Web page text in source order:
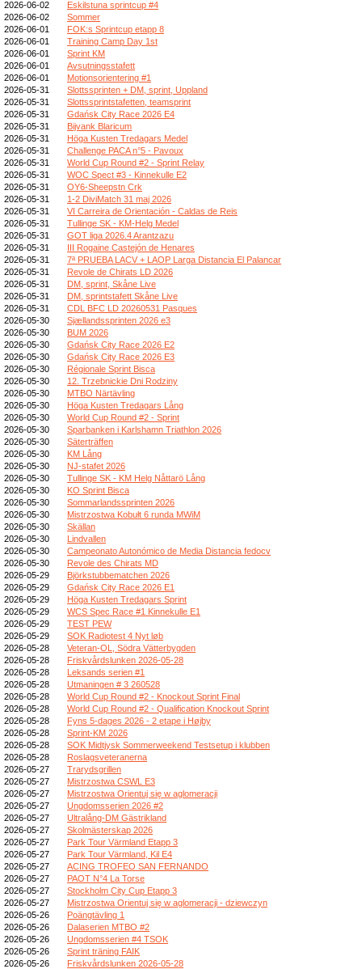
2026-06-02
Eskilstuna sprintcup #4
2026-06-02
Sommer
2026-06-01
FOK:s Sprintcup etapp 8
2026-06-01
Training Camp Day 1st
2026-06-01
Sprint KM
2026-06-01
Avsutningsstafett
2026-06-01
Motionsorientering #1
2026-05-31
Slottssprinten + DM, sprint, Uppland
2026-05-31
Slottssprintstafetten, teamsprint
2026-05-31
Gdańsk City Race 2026 E4
2026-05-31
Bijvank Blaricum
2026-05-31
Höga Kusten Tredagars Medel
2026-05-31
Challenge PACA n°5 - Pavoux
2026-05-31
World Cup Round #2 - Sprint Relay
2026-05-31
WOC Spect #3 - Kinnekulle E2
2026-05-31
OY6-Sheepstn Crk
2026-05-31
1-2 DiviMatch 31 maj 2026
2026-05-31
VI Carreira de Orientación - Caldas de Reis
2026-05-31
Tullinge SK - KM-Helg Medel
2026-05-31
GOT liga 2026.4 Arantzazu
2026-05-31
III Rogaine Castejón de Henares
2026-05-31
7ª PRUEBA LACV + LAOP Larga Distancia El Palancar
2026-05-31
Revole de Chirats LD 2026
2026-05-31
DM, sprint, Skåne Live
2026-05-31
DM, sprintstafett Skåne Live
2026-05-31
CDL BFC LD 20260531 Pasques
2026-05-30
Sjællandssprinten 2026 e3
2026-05-30
BUM 2026
2026-05-30
Gdańsk City Race 2026 E2
2026-05-30
Gdańsk City Race 2026 E3
2026-05-30
Régionale Sprint Bisca
2026-05-30
12. Trzebnickie Dni Rodziny
2026-05-30
MTBO Närtävling
2026-05-30
Höga Kusten Tredagars Lång
2026-05-30
World Cup Round #2 - Sprint
2026-05-30
Sparbanken i Karlshamn Triathlon 2026
2026-05-30
Säterträffen
2026-05-30
KM Lång
2026-05-30
NJ-stafet 2026
2026-05-30
Tullinge SK - KM Helg Nåttarö Lång
2026-05-30
KO Sprint Bisca
2026-05-30
Sommarlandssprinten 2026
2026-05-30
Mistrzostwa Kobułt 6 runda MWiM
2026-05-30
Skällan
2026-05-30
Lindvallen
2026-05-30
Campeonato Autonómico de Media Distancia fedocv
2026-05-30
Revole des Chirats MD
2026-05-29
Björkstubbematchen 2026
2026-05-29
Gdańsk City Race 2026 E1
2026-05-29
Höga Kusten Tredagars Sprint
2026-05-29
WCS Spec Race #1 Kinnekulle E1
2026-05-29
TEST PEW
2026-05-29
SOK Radiotest 4 Nyt løb
2026-05-28
Veteran-OL, Södra Vätterbygden
2026-05-28
Friskvårdslunken 2026-05-28
2026-05-28
Leksands serien #1
2026-05-28
Utmaningen # 3 260528
2026-05-28
World Cup Round #2 - Knockout Sprint Final
2026-05-28
World Cup Round #2 - Qualification Knockout Sprint
2026-05-28
Fyns 5-dages 2026 - 2 etape i Højby
2026-05-28
Sprint-KM 2026
2026-05-28
SOK Midtjysk Sommerweekend Testsetup i klubben
2026-05-28
Roslagsveteranerna
2026-05-27
Trarydsgrillen
2026-05-27
Mistrzostwa CSWL E3
2026-05-27
Mistrzostwa Orientuj się w aglomeracji
2026-05-27
Ungdomsserien 2026 #2
2026-05-27
Ultralång-DM Gästrikland
2026-05-27
Skolmästerskap 2026
2026-05-27
Park Tour Värmland Etapp 3
2026-05-27
Park Tour Värmland, Kil E4
2026-05-27
ACING TROFEO SAN FERNANDO
2026-05-27
PAOT N°4 La Torse
2026-05-27
Stockholm City Cup Etapp 3
2026-05-27
Mistrzostwa Orientuj się w aglomeracji - dziewczyn
2026-05-26
Poängtävling 1
2026-05-26
Dalaserien MTBO #2
2026-05-26
Ungdomsserien #4 TSOK
2026-05-26
Sprint träning FAIK
2026-05-26
Friskvårdslunken 2026-05-28